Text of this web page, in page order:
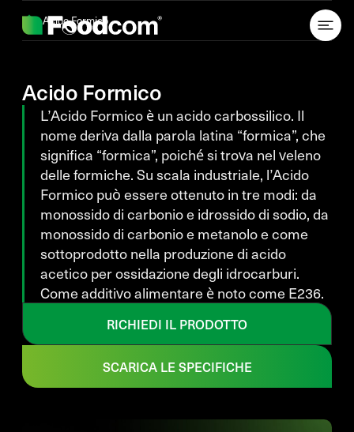
Acido Formico
Acido Formico
L’Acido Formico è un acido carbossilico. Il
nome deriva dalla parola latina “formica”, che
significa “formica”, poiché si trova nel veleno
delle formiche. Su scala industriale, l’Acido
Formico può essere ottenuto in tre modi: da
monossido di carbonio e idrossido di sodio, da
monossido di carbonio e metanolo e come
sottoprodotto nella produzione di acido
acetico per ossidazione degli idrocarburi.
Come additivo alimentare è noto come E236.
RICHIEDI IL PRODOTTO
SCARICA LE SPECIFICHE